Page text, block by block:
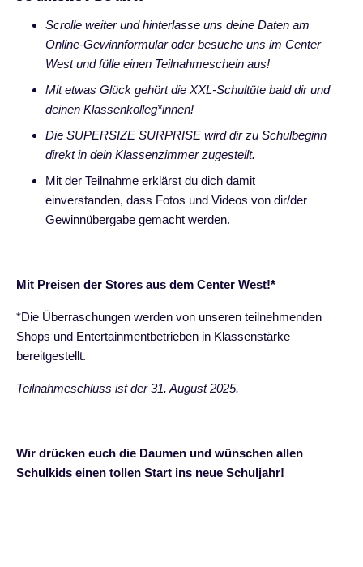
Scrolle weiter und hinterlasse uns deine Daten am
Online-Gewinnformular oder besuche uns im Center
West und fülle einen Teilnahmeschein aus!
Mit etwas Glück gehört die XXL-Schultüte bald dir und
deinen Klassenkolleg*innen!
Die SUPERSIZE SURPRISE wird dir zu Schulbeginn
direkt in dein Klassenzimmer zugestellt.
Mit der Teilnahme erklärst du dich damit
einverstanden, dass Fotos und Videos von dir/der
Gewinnübergabe gemacht werden.
Mit Preisen der Stores aus dem Center West!*
*Die Überraschungen werden von unseren teilnehmenden
Shops und Entertainmentbetrieben in Klassenstärke
bereitgestellt.
Teilnahmeschluss ist der 31. August 2025.
Wir drücken euch die Daumen und wünschen allen
Schulkids einen tollen Start ins neue Schuljahr!